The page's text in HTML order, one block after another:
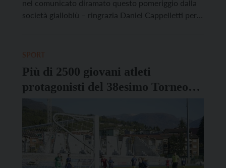
nel comunicato diramato questo pomeriggio dalla
società gialloblù – ringrazia Daniel Cappelletti per
Più di 2500 giovani atleti
protagonisti del 38esimo Torneo